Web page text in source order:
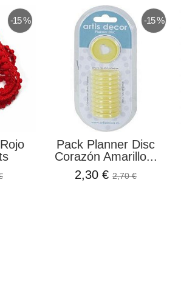
-15 % -15 %
Pack Planner Disc
Corazón Amarillo...
2,30 €2,70 €